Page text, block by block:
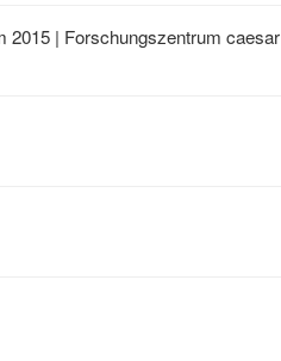
2015 | Forschungszentrum caesar